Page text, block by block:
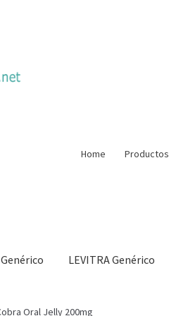
Home Productos
LEVITRA Genérico
fiesta Solución barata
Oral Jelly 200mg